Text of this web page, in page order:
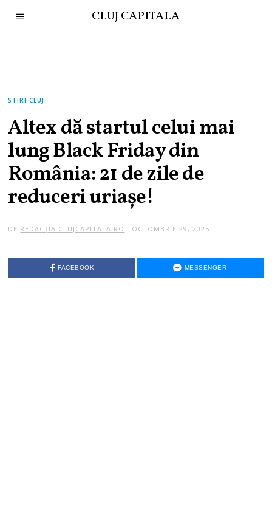
CLUJ CAPITALA
STIRI CLUJ
Altex dă startul celui mai
lung Black Friday din
România: 21 de zile de
reduceri uriașe!
DE REDACȚIA CLUJCAPITALA.RO OCTOMBRIE 29, 2025
FACEBOOK MESSENGER